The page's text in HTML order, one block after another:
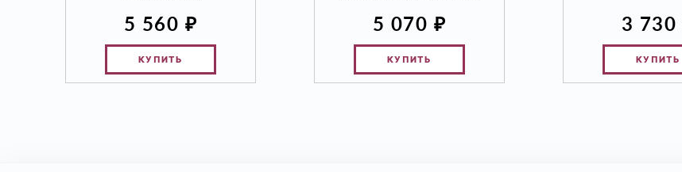
5 560 ₽
КУПИТЬ
5 070 ₽
КУПИТЬ
3 730
КУПИТЬ